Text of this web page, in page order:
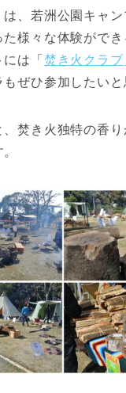
は、 若洲公園キャ
た様々な体験がで
は「 焚き火クラブ
ぜひ参加したいと
焚き火独特の香